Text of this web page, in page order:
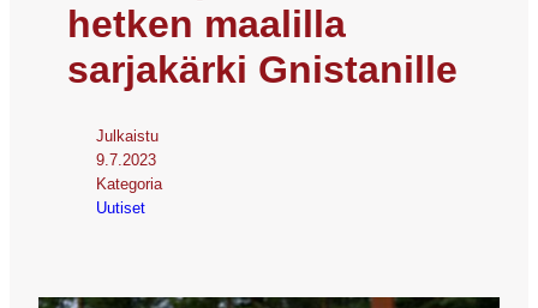
hetken maalilla
sarjakärki Gnistanille
Julkaistu
9.7.2023
Kategoria
Uutiset